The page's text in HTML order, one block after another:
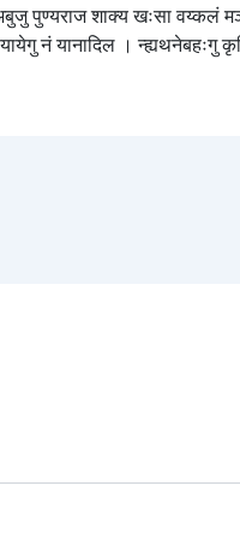
पुण्यराज शाक्य खःसा वय्कलं
नं यानादिल । न्ह्यथनेबहःगु